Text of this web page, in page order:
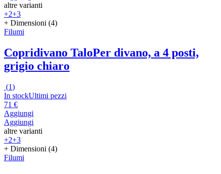
altre varianti
+2+3
+ Dimensioni (4)
Filumi
Copridivano TaloPer divano, a 4 posti,
grigio chiaro
(1)
In stockUltimi pezzi
71 €
Aggiungi
Aggiungi
altre varianti
+2+3
+ Dimensioni (4)
Filumi